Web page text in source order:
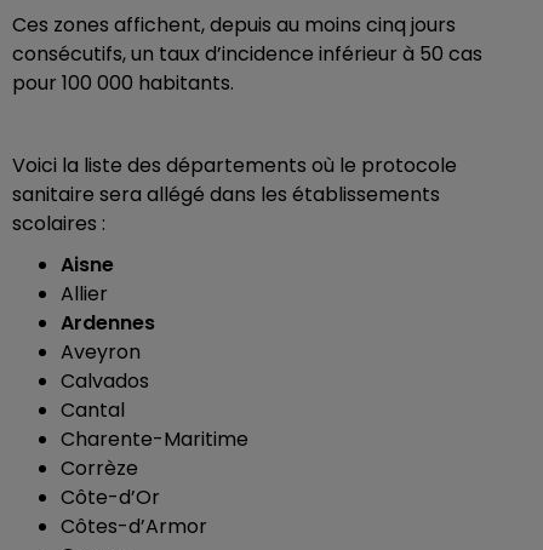
Ces zones affichent, depuis au moins cinq jours
consécutifs, un taux d’incidence inférieur à 50 cas
pour 100 000 habitants.
Voici la liste des départements où le protocole
sanitaire sera allégé dans les établissements
scolaires :
Aisne
Allier
Ardennes
Aveyron
Calvados
Cantal
Charente-Maritime
Corrèze
Côte-d’Or
Côtes-d’Armor